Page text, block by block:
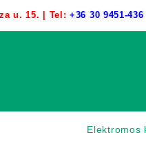
u. 15. | Tel:+36 30 9451-436
Elektromos